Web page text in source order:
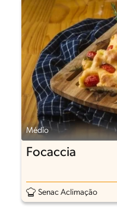
Médio
Focaccia
Senac Aclimação